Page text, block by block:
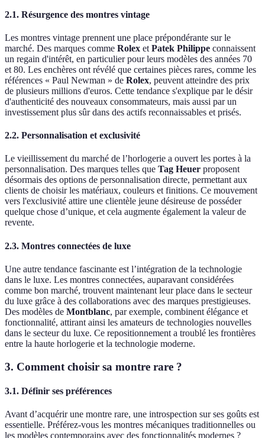
2.1. Résurgence des montres vintage
Les montres vintage prennent une place prépondérante sur le
marché. Des marques comme Rolex et Patek Philippe connaissent
un regain d'intérêt, en particulier pour leurs modèles des années 70
et 80. Les enchères ont révélé que certaines pièces rares, comme les
références « Paul Newman » de Rolex, peuvent atteindre des prix
de plusieurs millions d'euros. Cette tendance s'explique par le désir
d'authenticité des nouveaux consommateurs, mais aussi par un
investissement plus sûr dans des actifs reconnaissables et prisés.
2.2. Personnalisation et exclusivité
Le vieillissement du marché de l’horlogerie a ouvert les portes à la
personnalisation. Des marques telles que Tag Heuer proposent
désormais des options de personnalisation directe, permettant aux
clients de choisir les matériaux, couleurs et finitions. Ce mouvement
vers l'exclusivité attire une clientèle jeune désireuse de posséder
quelque chose d’unique, et cela augmente également la valeur de
revente.
2.3. Montres connectées de luxe
Une autre tendance fascinante est l’intégration de la technologie
dans le luxe. Les montres connectées, auparavant considérées
comme bon marché, trouvent maintenant leur place dans le secteur
du luxe grâce à des collaborations avec des marques prestigieuses.
Des modèles de Montblanc, par exemple, combinent élégance et
fonctionnalité, attirant ainsi les amateurs de technologies nouvelles
dans le secteur du luxe. Ce repositionnement a troublé les frontières
entre la haute horlogerie et la technologie moderne.
3. Comment choisir sa montre rare ?
3.1. Définir ses préférences
Avant d’acquérir une montre rare, une introspection sur ses goûts est
essentielle. Préférez-vous les montres mécaniques traditionnelles ou
les modèles contemporains avec des fonctionnalités modernes ?